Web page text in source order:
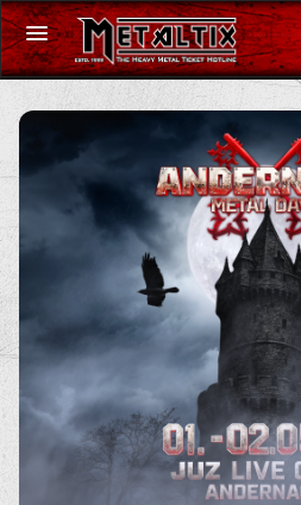
Konzerte
Festivals
Gutschein
Merchandise
DE |EN
Anmelden